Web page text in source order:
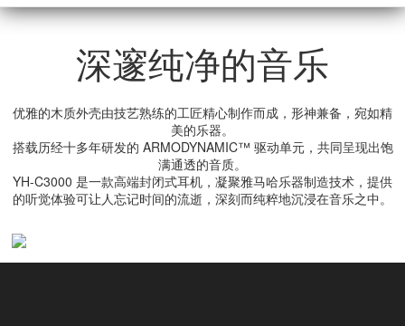
深邃纯净的音乐
优雅的木质外壳由技艺熟练的工匠精心制作而成，形神兼备，宛如精
美的乐器。
搭载历经十多年研发的 ARMODYNAMIC™ 驱动单元，共同呈现出饱
满通透的音质。
YH-C3000 是一款高端封闭式耳机，凝聚雅马哈乐器制造技术，提供
的听觉体验可让人忘记时间的流逝，深刻而纯粹地沉浸在音乐之中。